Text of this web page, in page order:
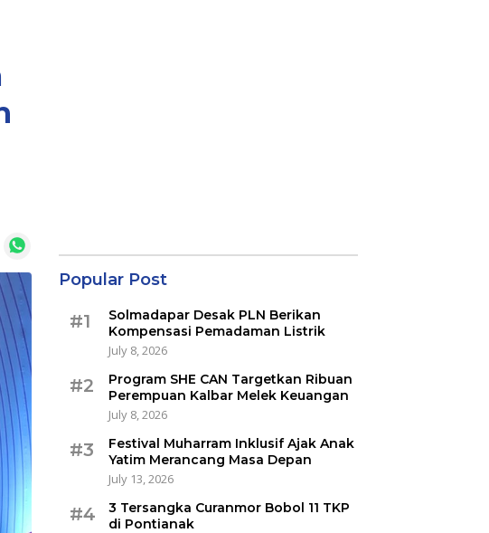
Popular Post
#1
Solmadapar Desak PLN Berikan
Kompensasi Pemadaman Listrik
July 8, 2026
#2
Program SHE CAN Targetkan Ribuan
Perempuan Kalbar Melek Keuangan
July 8, 2026
#3
Festival Muharram Inklusif Ajak Anak
Yatim Merancang Masa Depan
July 13, 2026
#4
3 Tersangka Curanmor Bobol 11 TKP
di Pontianak